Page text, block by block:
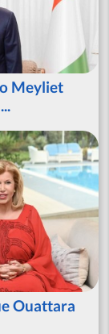
Meyliet
Ouattara